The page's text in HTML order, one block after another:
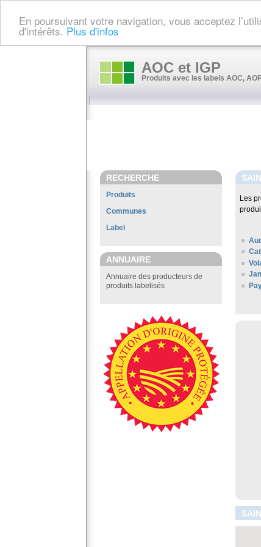
En poursuivant votre navigation, vous acceptez
d'intérêts. Plus d'infos
AOC et IGP
Produits avec les labels AOC,
RECHERCHE
Produits
Communes
Label
ANNUAIRE
Annuaire des producteurs de
produits labelisés
Les